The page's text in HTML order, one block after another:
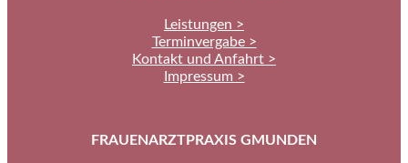
Leistungen >
Terminvergabe >
Kontakt und Anfahrt >
Impressum >
FRAUENARZTPRAXIS GMUNDEN